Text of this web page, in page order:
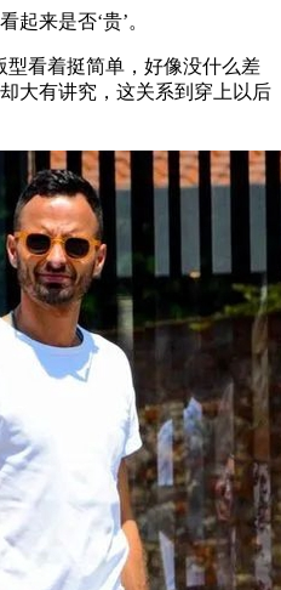
来是否‘贵’。
看着挺简单，好像没什么差
大有讲究，这关系到穿上以后